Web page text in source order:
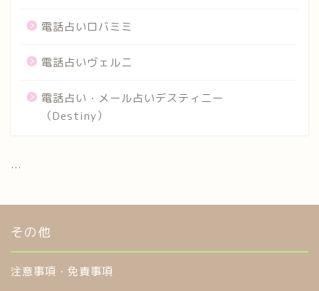
電話占いロバミミ
電話占いヴェルニ
電話占い・メール占いデスティニー
（Destiny）
...
その他
注意事項・免責事項